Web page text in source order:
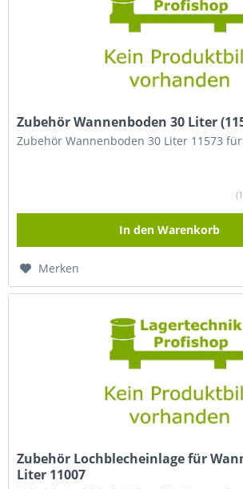
Zubehör Wannenboden 30 Liter
Zubehör Wannenboden 30 Liter 11573
In den Warenkorb
Merken
Zubehör Lochblecheinlage für
Liter 11007